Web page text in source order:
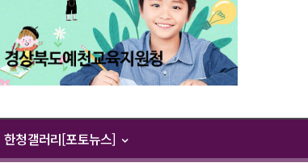
한청갤러리[포토뉴스]